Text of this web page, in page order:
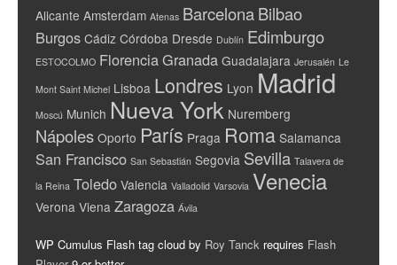
Alicante Amsterdam Atenas BarcelonaBilbao
Burgos Cádiz Córdoba Dresde Dublín Edimburgo
ESTOCOLMO FlorenciaGranada Guadalajara Jerusalén Le
Mont Saint Michel Lisboa Londres Lyon Madrid
Moscú Munich Nueva York Nuremberg
Nápoles Oporto París Praga Roma Salamanca
San Francisco San Sebastián Segovia Sevilla Talavera de
la Reina Toledo Valencia Valladolid Varsovia Venecia
Verona Viena Zaragoza Ávila
WP Cumulus Flash tag cloud by Roy Tanck requires Flash